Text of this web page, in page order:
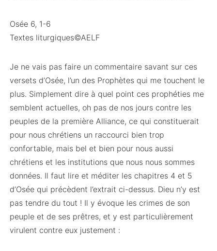
Osée 6, 1-6
Textes liturgiques©AELF
Je ne vais pas faire un commentaire savant sur ces
versets d’Osée, l’un des Prophètes qui me touchent le
plus. Simplement dire à quel point ces prophéties me
semblent actuelles, oh pas de nos jours contre les
peuples de la première Alliance, ce qui constituerait
pour nous chrétiens un raccourci bien trop
confortable, mais bel et bien pour nous aussi
chrétiens et les institutions que nous nous sommes
données. Il faut lire et méditer les chapitres 4 et 5
d’Osée qui précèdent l’extrait ci-dessus. Dieu n’y est
pas tendre du tout ! Il y évoque les crimes de son
peuple et de ses prêtres, et y est particulièrement
virulent contre eux justement :